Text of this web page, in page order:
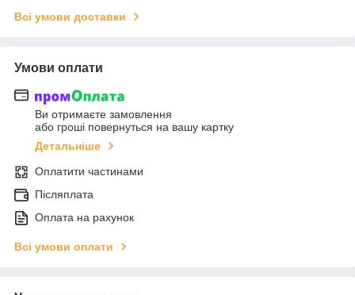
Всі умови доставки
Умови оплати
Ви отримаєте замовлення
або гроші повернуться на вашу картку
Детальніше
Оплатити частинами
Післяплата
Оплата на рахунок
Всі умови оплати